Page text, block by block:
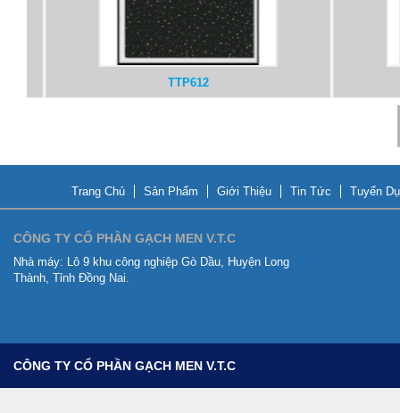
TTP610
Trang Chủ Sản Phẩm Giới Thiệu Tin Tức Tuyển
CÔNG TY CỔ PHẦN GẠCH MEN V.T.C
Nhà máy: Lô 9 khu công nghiệp Gò Dầu, Huyện Long
Thành, Tỉnh Đồng Nai.
CÔNG TY CỔ PHẦN GẠCH MEN V.T.C